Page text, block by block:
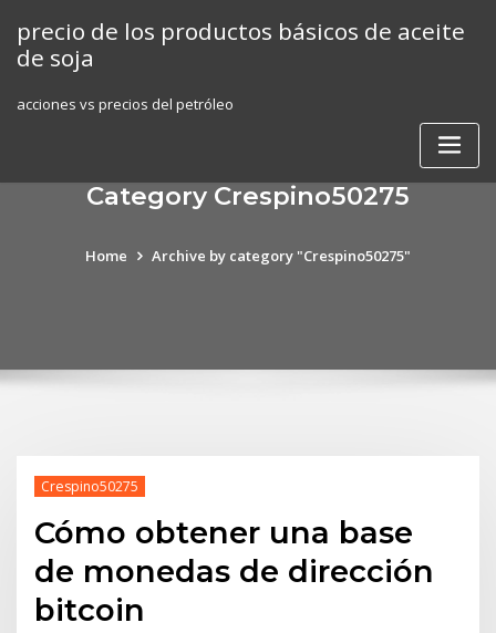
content
precio de los productos básicos de aceite
de soja
acciones vs precios del petróleo
Category Crespino50275
Home Archive by category "Crespino50275"
Crespino50275
Cómo obtener una base
de monedas de dirección
bitcoin